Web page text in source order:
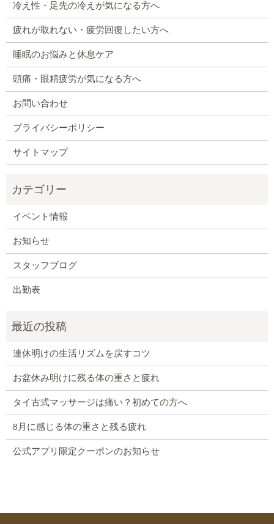
冷え性・足先の冷えが気になる方へ
疲れが取れない・疲労回復したい方へ
睡眠のお悩みと休息ケア
頭痛・眼精疲労が気になる方へ
お問い合わせ
プライバシーポリシー
サイトマップ
イベント情報
お知らせ
スタッフブログ
出勤表
連休明けの生活リズムを戻すコツ
お盆休み明けに残る体の重さと疲れ
タイ古式マッサージは痛い？初めての方へ
8月に感じる体の重さと残る疲れ
公式アプリ限定クーポンのお知らせ